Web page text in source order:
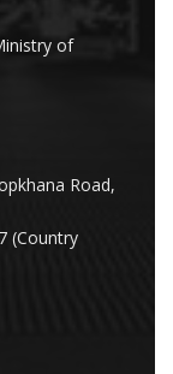
of
Road,
(Country